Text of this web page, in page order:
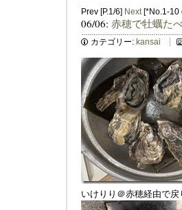
Prev [P.1/6] Next[*No.1-10
06/06: 赤穂で牡蠣た
カテゴリー: kansai
いけりり＠赤穂経由で戻